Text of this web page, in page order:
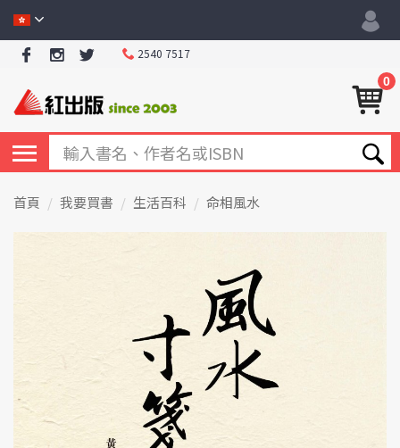
2540 7517
0
首頁 我要買書 生活百科 命相風水